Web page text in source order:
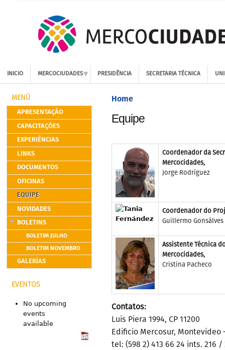
INICIO MERCOCIUDADES PRESIDÊNCIA SECRETARIA TÉCNICA
MENÚ
APRESENTAÇÃO
CAPACITAÇÕES
EXPERIÊNCIAS
LINKS
DOCUMENTOS
OFICINAS
EQUIPE
NOVIDADES
BOLETINS
BOLETIM JULHO
BOLETIM NOVEMBRO
GALERÍAS
EVENTOS
No upcoming
events
available
Home
Equipe
Coordenador da
Mercocidades,
Jorge Rodríguez
Coordenador do
Guillermo Gonsálves
Assistente Técnica
Mercocidades,
Cristina Pacheco
Contatos:
Luis Piera 1994, CP 11200
Edificio Mercosur, Montevideo
tel: (598 2) 413 66 24 ints. 216 /